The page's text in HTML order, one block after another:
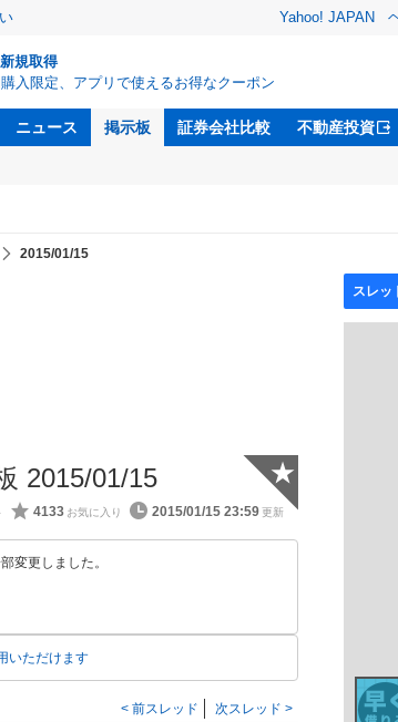
Yahoo! JAPAN
新規取得
入限定、アプリで使えるお得なクーポン
ニュース 掲示板 証券会社比較 不動産投資
2015/01/15
2015/01/15
4133 2015/01/15 23:59
★
変更しました。
いただけます
前スレッド 次スレッド